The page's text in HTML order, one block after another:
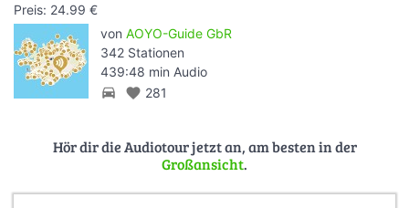
Preis: 24.99 €
von AOYO-Guide GbR
342 Stationen
439:48 min Audio
directions_car favorite 281
Hör dir die Audiotour jetzt an, am besten in der
Großansicht.